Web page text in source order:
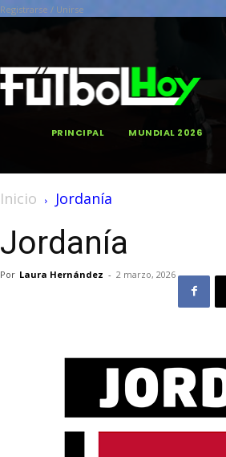
Registrarse / Unirse
PRINCIPAL MUNDIAL 2026
Inicio Jordanía
Jordanía
Por Laura Hernández - 2 marzo, 2026